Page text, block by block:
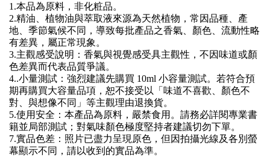
1.本品為原料，非化粧品。
2.精油、植物油與萃取液來源為天然植物，常因品種、產
地、季節氣候不同，導致每批產品之香氣、顏色、流動性略
有差異，屬正常現象。
3.主觀感受說明： 香氣與視覺感受具主觀性，不因味道或顏
色差異而代表品質爭議。
4..小量測試： 強烈建議先購買 10ml 小容量測試。若符合預
期再購買大容量品項，恕不接受以「味道不喜歡、顏色不
對、與想像不同」等主觀理由退換貨。
5.使用安全：本產品為原料，嚴禁食用。請務必詳閱專業書
籍並局部測試；對氣味顏色極度堅持者建議切勿下單。
7.實品色差： 照片已盡力呈現原色，但因拍攝光線及各別螢
幕顯示不同，請以收到的實品為準。